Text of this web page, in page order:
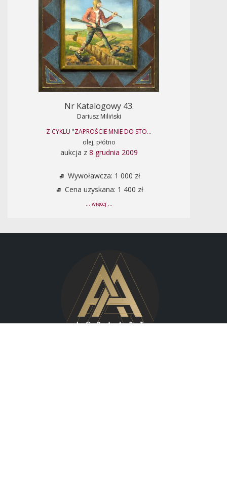
Nr Katalogowy 43.
Dariusz Miliński
Z CYKLU "ZAPROŚCIE MNIE DO STO...
olej, płótno
aukcja z 8 grudnia 2009
Wywoławcza: 1 000 zł
Cena uzyskana: 1 400 zł
... więcej ...